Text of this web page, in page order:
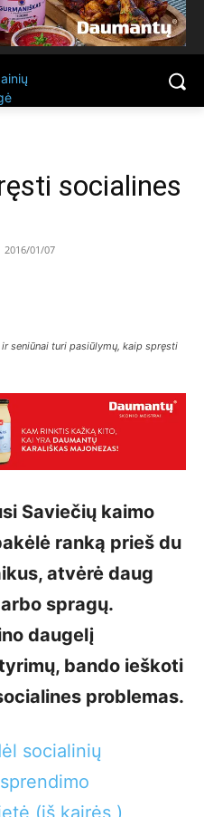
socialines
2016/01/07
seniūnai turi pasiūlymų, kaip spręsti
Saviečių kaimo
ranką prieš du
atvėrė daug
spragų.
daugelį
bando ieškoti
problemas.